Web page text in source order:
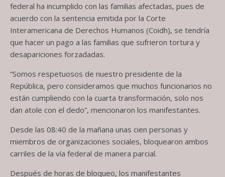
federal ha incumplido con las familias afectadas, pues de
acuerdo con la sentencia emitida por la Corte
Interamericana de Derechos Humanos (Coidh), se tendría
que hacer un pago a las familias que sufrieron tortura y
desapariciones forzadadas.
“Somos respetuosos de nuestro presidente de la
República, pero consideramos que muchos funcionarios no
están cumpliendo con la cuarta transformación, solo nos
dan atole con el dedo”, mencionaron los manifestantes.
Desde las 08:40 de la mañana unas cien personas y
miembros de organizaciones sociales, bloquearon ambos
carriles de la vía federal de manera parcial.
Después de horas de bloqueo, los manifestantes